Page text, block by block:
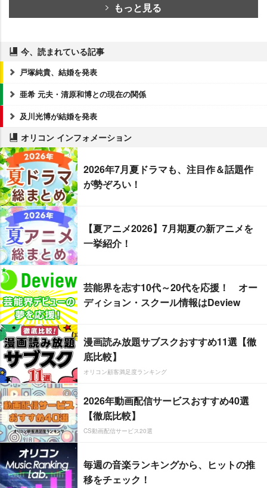
もっと見る
今、読まれている記事
戸塚純貴、結婚を発表
亜希 元夫・清原和博との現在の関係
及川光博が結婚を発表
オリコン インフォメーション
2026年7月夏ドラマも、注目作＆話題作
が勢ぞろい！
【夏アニメ2026】7月期夏の新アニメを
一挙紹介！
芸能界を志す10代～20代を応援！ オー
ディション・スクール情報はDeview
漫画読み放題サブスクおすすめ11選【徹
底比較】
オリコン顧客満足度ランキング
2026年動画配信サービスおすすめ40選
【徹底比較】
CS動画配信サービス20選
毎週の音楽ランキングから、ヒットの推
移をチェック！